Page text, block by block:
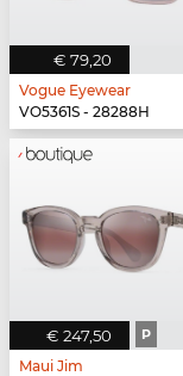
€ 79,20
Vogue Eyewear
VO5361S - 28288H
€ 247,50 P
Maui Jim